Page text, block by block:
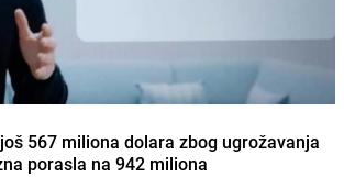
567 miliona dolara zbog ugrožavanja
porasla na 942 miliona